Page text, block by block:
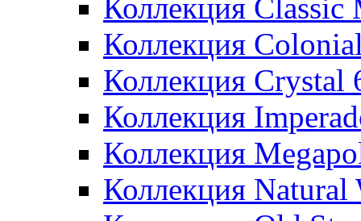
Коллекция
Коллекция
Коллекция Crystal
Коллекция
Коллекция
Коллекция